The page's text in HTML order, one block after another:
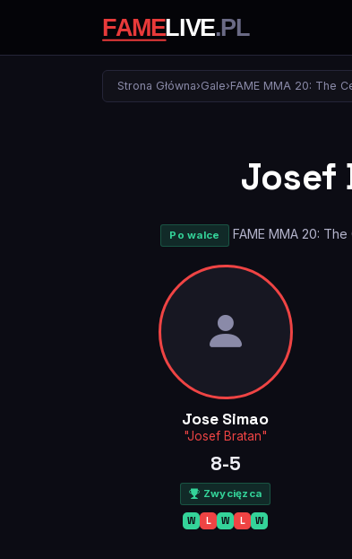
Strona Główna›Gale›FAME MMA 20: The
Josef
Po walce FAME MMA 20:
Jose Simao
"Josef Bratan"
8-5
Zwycięzca
W L W L W